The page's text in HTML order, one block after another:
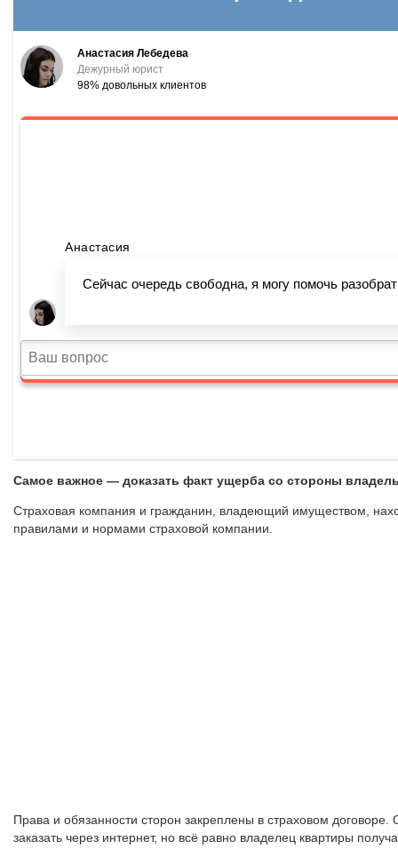
Самое важное — доказать факт ущерба со стороны
Страховая компания и гражданин, владеющий имуществом,
правилами и нормами страховой компании.
Права и обязанности сторон закреплены в страховом
заказать через интернет, но всё равно владелец квартиры